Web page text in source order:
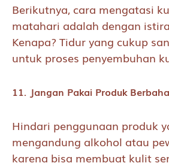
Berikutnya, cara mengatasi
matahari adalah dengan
Kenapa? Tidur yang cukup
untuk proses penyembuhan
11. Jangan Pakai Produk
Hindari penggunaan produk
mengandung alkohol atau
karena bisa membuat kulit